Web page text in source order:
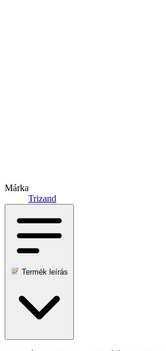
Márka
Trizand
Termék leírás